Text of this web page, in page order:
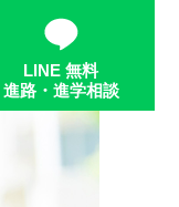
LINE 無料
進路・進学相談